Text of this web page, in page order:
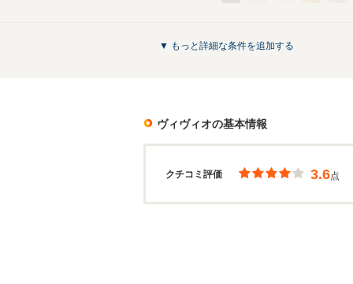
▼ もっと詳細な条件を追加する
ヴィヴィオの基本情報
クチコミ評価 3.6点